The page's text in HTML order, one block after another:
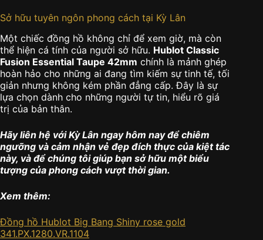
Sở hữu tuyên ngôn phong cách tại Kỳ Lân
Một chiếc đồng hồ không chỉ để xem giờ, mà còn
thể hiện cá tính của người sở hữu. Hublot Classic
Fusion Essential Taupe 42mm chính là mảnh ghép
hoàn hảo cho những ai đang tìm kiếm sự tinh tế, tối
giản nhưng không kém phần đẳng cấp. Đây là sự
lựa chọn dành cho những người tự tin, hiểu rõ giá
trị của bản thân.
Hãy liên hệ với Kỳ Lân ngay hôm nay để chiêm
ngưỡng và cảm nhận vẻ đẹp đích thực của kiệt tác
này, và để chúng tôi giúp bạn sở hữu một biểu
tượng của phong cách vượt thời gian.
Xem thêm:
Đồng hồ Hublot Big Bang Shiny rose gold
341.PX.1280.VR.1104